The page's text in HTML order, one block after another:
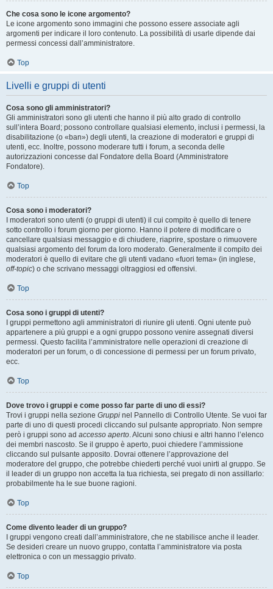
Che cosa sono le icone argomento?
Le icone argomento sono immagini che possono essere associate agli
argomenti per indicare il loro contenuto. La possibilità di usarle dipende dai
permessi concessi dall’amministratore.
Top
Livelli e gruppi di utenti
Cosa sono gli amministratori?
Gli amministratori sono gli utenti che hanno il più alto grado di controllo
sull’intera Board; possono controllare qualsiasi elemento, inclusi i permessi, la
disabilitazione (o «ban») degli utenti, la creazione di moderatori e gruppi di
utenti, ecc. Inoltre, possono moderare tutti i forum, a seconda delle
autorizzazioni concesse dal Fondatore della Board (Amministratore
Fondatore).
Top
Cosa sono i moderatori?
I moderatori sono utenti (o gruppi di utenti) il cui compito è quello di tenere
sotto controllo i forum giorno per giorno. Hanno il potere di modificare o
cancellare qualsiasi messaggio e di chiudere, riaprire, spostare o rimuovere
qualsiasi argomento del forum da loro moderato. Generalmente il compito dei
moderatori è quello di evitare che gli utenti vadano «fuori tema» (in inglese,
off-topic) o che scrivano messaggi oltraggiosi ed offensivi.
Top
Cosa sono i gruppi di utenti?
I gruppi permettono agli amministratori di riunire gli utenti. Ogni utente può
appartenere a più gruppi e a ogni gruppo possono venire assegnati diversi
permessi. Questo facilita l’amministratore nelle operazioni di creazione di
moderatori per un forum, o di concessione di permessi per un forum privato,
ecc.
Top
Dove trovo i gruppi e come posso far parte di uno di essi?
Trovi i gruppi nella sezione Gruppi nel Pannello di Controllo Utente. Se vuoi far
parte di uno di questi procedi cliccando sul pulsante appropriato. Non sempre
però i gruppi sono ad accesso aperto. Alcuni sono chiusi e altri hanno l’elenco
dei membri nascosto. Se il gruppo è aperto, puoi chiedere l’ammissione
cliccando sul pulsante apposito. Dovrai ottenere l’approvazione del
moderatore del gruppo, che potrebbe chiederti perché vuoi unirti al gruppo. Se
il leader di un gruppo non accetta la tua richiesta, sei pregato di non assillarlo:
probabilmente ha le sue buone ragioni.
Top
Come divento leader di un gruppo?
I gruppi vengono creati dall’amministratore, che ne stabilisce anche il leader.
Se desideri creare un nuovo gruppo, contatta l’amministratore via posta
elettronica o con un messaggio privato.
Top